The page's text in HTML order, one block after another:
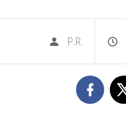
P.R.